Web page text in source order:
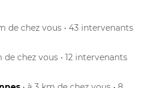
de chez vous • 43 intervenants
de chez vous • 12 intervenants